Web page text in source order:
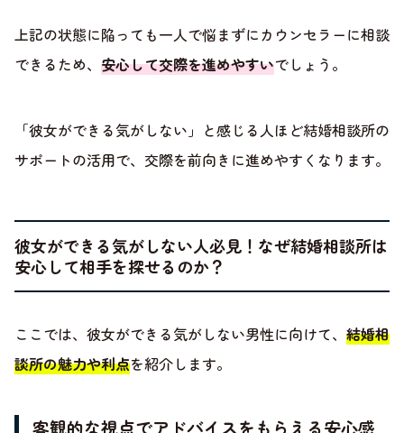
上記の状態に陥っても一人で悩まずにカウンセラーに相談
できるため、 安心して交際を進めやすいでしょう。
「彼女ができる気がしない」と感じる人ほど結婚相談所の
サポートの活用で、交際を前向きに進めやすくなります。
彼女ができる気がしない人必見！なぜ結婚相談所は
安心して相手を探せるのか？
ここでは、彼女ができる気がしない男性に向けて、 結婚相
談所の魅力や利点を紹介します。
客観的な視点でアドバイスをもらえる安心感